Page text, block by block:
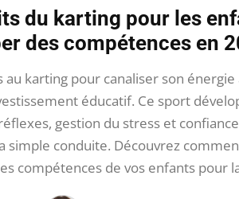
du karting pour les
des compétences en
au karting pour canaliser son énergie
éducatif. Ce sport
gestion du stress et
simple conduite. Découvrez
compétences de vos enfants pour